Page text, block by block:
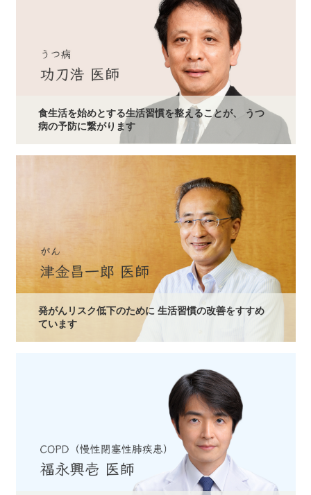
食生活を始めとする生活習慣を整えることが、 うつ
病の予防に繋がります
発がんリスク低下のために 生活習慣の改善をすすめ
ています